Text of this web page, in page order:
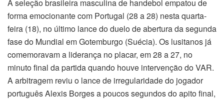
A seleção brasileira masculina de handebol empatou de
forma emocionante com Portugal (28 a 28) nesta quarta-
feira (18), no último lance do duelo de abertura da segunda
fase do Mundial em Gotemburgo (Suécia). Os lusitanos já
comemoravam a liderança no placar, em 28 a 27, no
minuto final da partida quando houve intervenção do VAR.
A arbitragem reviu o lance de irregularidade do jogador
português Alexis Borges a poucos segundos do apito final,